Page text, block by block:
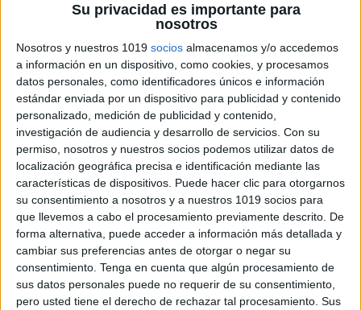
Su privacidad es importante para
nosotros
Nosotros y nuestros 1019 socios almacenamos y/o accedemos
a información en un dispositivo, como cookies, y procesamos
datos personales, como identificadores únicos e información
estándar enviada por un dispositivo para publicidad y contenido
personalizado, medición de publicidad y contenido,
investigación de audiencia y desarrollo de servicios. Con su
permiso, nosotros y nuestros socios podemos utilizar datos de
localización geográfica precisa e identificación mediante las
características de dispositivos. Puede hacer clic para otorgarnos
su consentimiento a nosotros y a nuestros 1019 socios para
que llevemos a cabo el procesamiento previamente descrito. De
forma alternativa, puede acceder a información más detallada y
cambiar sus preferencias antes de otorgar o negar su
consentimiento. Tenga en cuenta que algún procesamiento de
sus datos personales puede no requerir de su consentimiento,
pero usted tiene el derecho de rechazar tal procesamiento. Sus
Bonito scape room emocional
Publicado hace 13 horas
Este recurso propone un divertido Escape Room
Emocional en el que los alumnos deberán superar
diferentes pruebas relacionadas con la identificación,
comprensión y gestión de las emociones para
conseguir pistas […]
SEGUIR LEYENDO